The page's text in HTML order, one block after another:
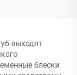
в сфере красоты
выходят
блески